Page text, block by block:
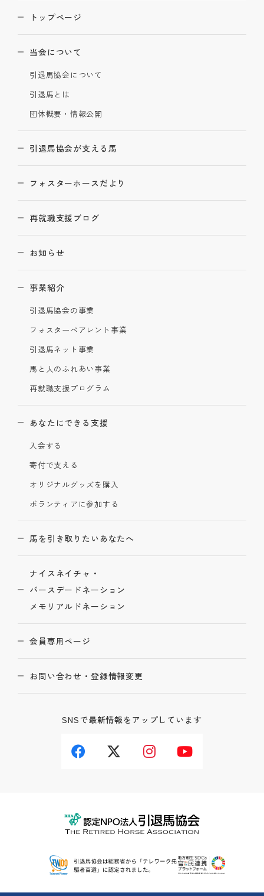
トップページ
当会について
引退馬協会について
引退馬とは
団体概要・情報公開
引退馬協会が支える馬
フォスターホースだより
再就職支援ブログ
お知らせ
事業紹介
引退馬協会の事業
フォスターペアレント事業
引退馬ネット事業
馬と人のふれあい事業
再就職支援プログラム
あなたにできる支援
入会する
寄付で支える
オリジナルグッズを購入
ボランティアに参加する
馬を引き取りたいあなたへ
ナイスネイチャ・
バースデードネーション
メモリアルドネーション
会員専用ページ
お問い合わせ・登録情報変更
SNSで最新情報をアップしています